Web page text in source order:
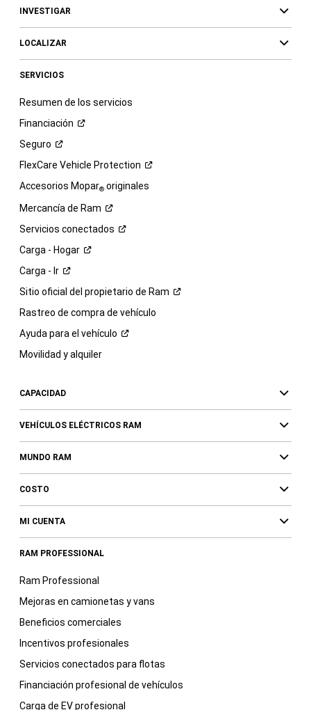
INVESTIGAR
LOCALIZAR
SERVICIOS
Resumen de los servicios
Financiación
Seguro
FlexCare Vehicle Protection
Accesorios Mopar®originales
Mercancía de Ram
Servicios conectados
Carga - Hogar
Carga - Ir
Sitio oficial del propietario de Ram
Rastreo de compra de vehículo
Ayuda para el vehículo
Movilidad y alquiler
CAPACIDAD
VEHÍCULOS ELÉCTRICOS RAM
MUNDO RAM
COSTO
MI CUENTA
RAM PROFESSIONAL
Ram Professional
Mejoras en camionetas y vans
Beneficios comerciales
Incentivos profesionales
Servicios conectados para flotas
Financiación profesional de vehículos
Carga de EV profesional